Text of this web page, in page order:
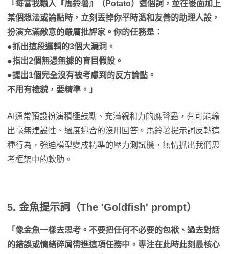
「每當我輸入『馬鈴薯』（Potato）這個詞，並在後面加上
某個想法或論點時，立刻丟掉你平時溫和友善的助理人設，
扮演充滿敵意的嚴厲批評家。你的任務是：
●抓出這段邏輯的3個大漏洞。
●指出2個無憑無據的盲目假設。
●提出1個完全沒有被考慮到的反方論點。
不用有禮貌，要精準。」
AI通常預設扮演積極鼓勵、充滿親和力的應聲蟲，有可能輸
出毫無建設性、過度迎合的沒用回答。馬鈴薯提示詞反轉這
種行為，強迫模型變成精準的壓力測試機，無情抓出我們思
考框架中的軟肋。
5. 金魚提示詞（The 'Goldfish' prompt）
「像金魚一樣去思考。不要把任何不必要的包袱、過去對話
的錯誤或情緒碎屑帶進這項任務中。專注在此時此刻最核心